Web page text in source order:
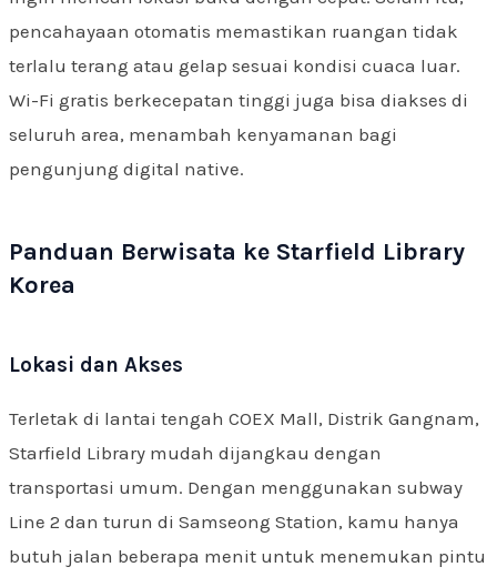
pencahayaan otomatis memastikan ruangan tidak
terlalu terang atau gelap sesuai kondisi cuaca luar.
Wi-Fi gratis berkecepatan tinggi juga bisa diakses di
seluruh area, menambah kenyamanan bagi
pengunjung digital native.
Panduan Berwisata ke Starfield Library
Korea
Lokasi dan Akses
Terletak di lantai tengah COEX Mall, Distrik Gangnam,
Starfield Library mudah dijangkau dengan
transportasi umum. Dengan menggunakan subway
Line 2 dan turun di Samseong Station, kamu hanya
butuh jalan beberapa menit untuk menemukan pintu